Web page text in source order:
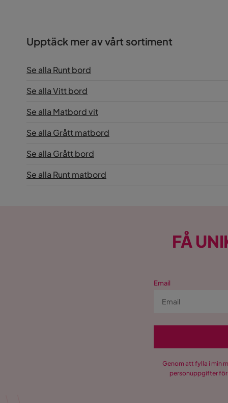
Upptäck mer av vårt sortiment
Se alla Runt bord
Se alla Vitt bord
Se alla Matbord vit
Se alla Grått matbord
Se alla Grått bord
Se alla Runt matbord
FÅ
Email
Genom att fylla i min
personuppgifter för